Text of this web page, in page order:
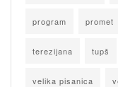
program promet
terezijana tupš
velika pisanica